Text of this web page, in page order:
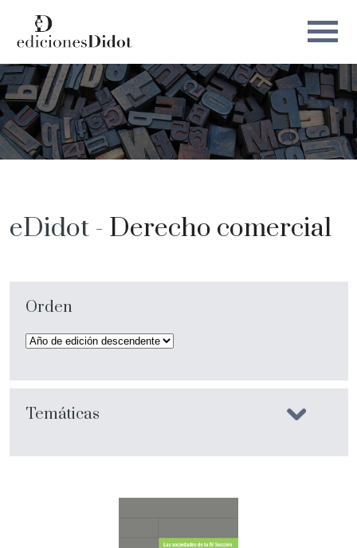
eDidot - Derecho comercial
Orden
Temáticas